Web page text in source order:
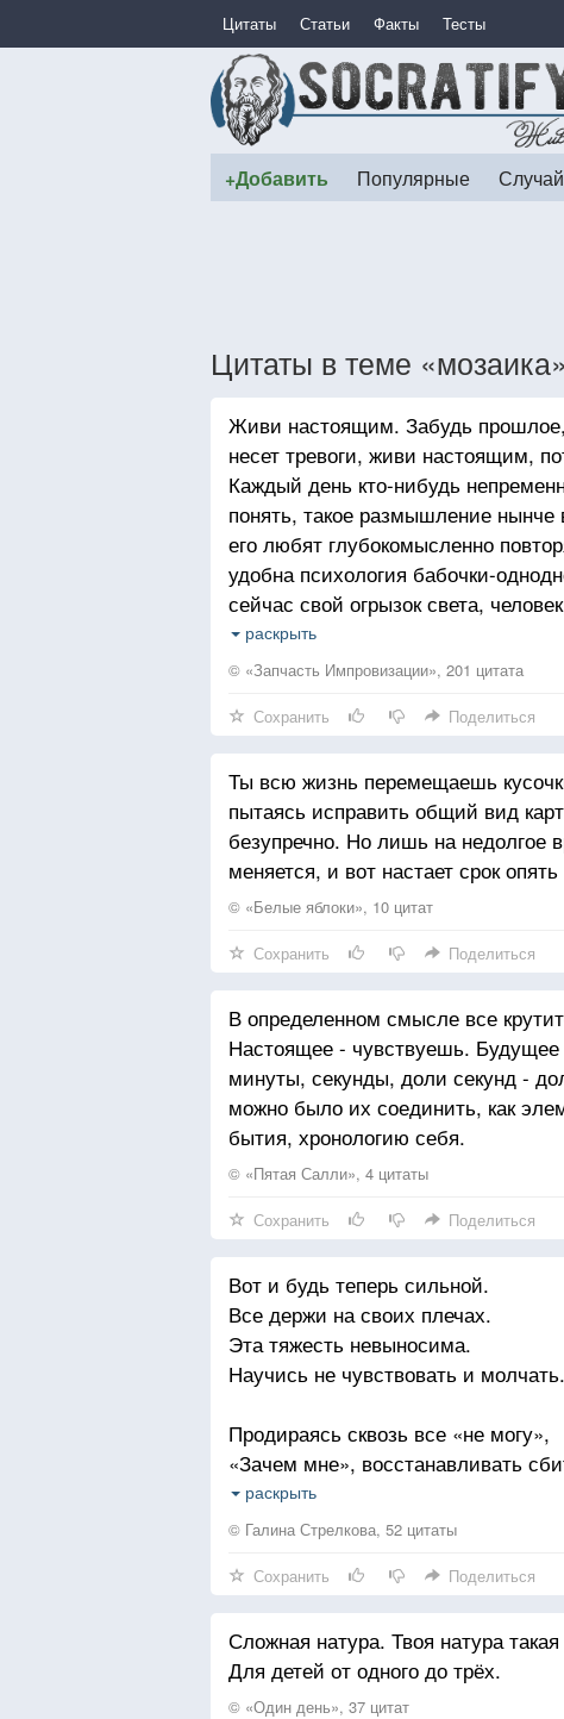
Цитаты Статьи Факты Тесты
+Добавить Популярные
Цитаты в теме «мозаика»
Живи настоящим. Забудь
несет тревоги, живи настоящим,
Каждый день кто-нибудь
понять, такое размышление нынче
его любят глубокомысленно
удобна психология бабочки-
сейчас свой огрызок света,
и не думай ни о чем, заплатишь ты
Я говорю с людьми, несущими эту
трещинами, развалился на куцые
настоящим, потому что жить
А жизнь, она ведь включает в себя
времена. И я говорю: живи, люби
настоящему, в нем разлита
дроби себя на дни, не отрицай
раненым зверем ни в прошлом, ни
— в глазах смотрящего.
раскрыть
© «Запчасть Импровизации», 201 цитата
Сохранить Поделиться
Ты всю жизнь перемещаешь
пытаясь исправить общий вид
безупречно. Но лишь на недолгое
меняется, и вот настает срок
© «Белые яблоки», 10 цитат
Сохранить Поделиться
В определенном смысле все
Настоящее - чувствуешь.
минуты, секунды, доли секунд -
можно было их соединить, как
бытия, хронологию себя.
© «Пятая Салли», 4 цитаты
Сохранить Поделиться
Вот и будь теперь сильной.
Все держи на своих плечах.
Эта тяжесть невыносима.
Научись не чувствовать и молчать.
Продираясь сквозь все «не могу»,
«Зачем мне», восстанавливать
Ну, а память с каким — то
То острым на том, что еще болит.
И фрагменты из прошлого сыплет
Собирая мозаику давних дней.
Я уже давно позабыла сколько я
Не скучать о ней.
раскрыть
© Галина Стрелкова, 52 цитаты
Сохранить Поделиться
Сложная натура. Твоя натура
Для детей от одного до трёх.
© «Один день», 37 цитат